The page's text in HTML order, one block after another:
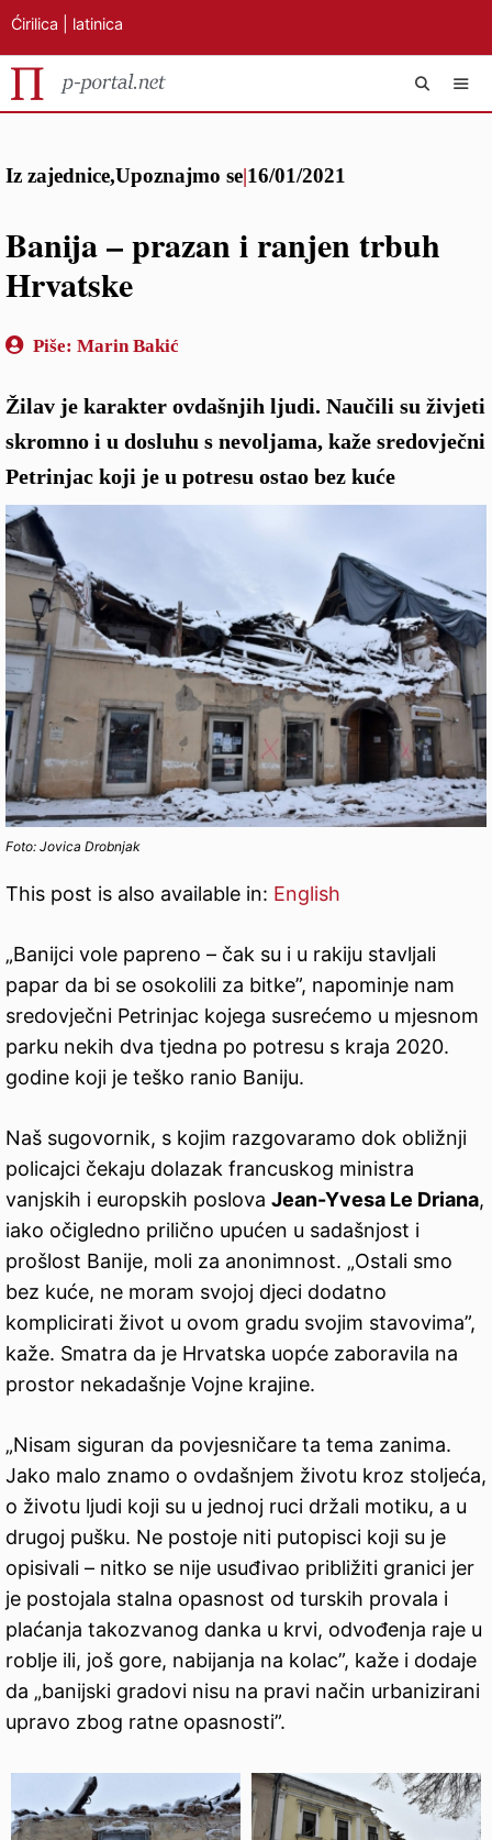
sadržaj
Ćirilica latinica
Iz zajednice,Upoznajmo se|16/01/2021
Banija – prazan i ranjen trbuh
Hrvatske
Piše: Marin Bakić
Žilav je karakter ovdašnjih ljudi. Naučili su živjeti
skromno i u dosluhu s nevoljama, kaže sredovječni
Petrinjac koji je u potresu ostao bez kuće
Foto: Jovica Drobnjak
This post is also available in: English
„Banijci vole papreno – čak su i u rakiju stavljali
papar da bi se osokolili za bitke”, napominje nam
sredovječni Petrinjac kojega susrećemo u mjesnom
parku nekih dva tjedna po potresu s kraja 2020.
godine koji je teško ranio Baniju.
Naš sugovornik, s kojim razgovaramo dok obližnji
policajci čekaju dolazak francuskog ministra
vanjskih i europskih poslova Jean-Yvesa Le Driana,
iako očigledno prilično upućen u sadašnjost i
prošlost Banije, moli za anonimnost. „Ostali smo
bez kuće, ne moram svojoj djeci dodatno
komplicirati život u ovom gradu svojim stavovima”,
kaže. Smatra da je Hrvatska uopće zaboravila na
prostor nekadašnje Vojne krajine.
„Nisam siguran da povjesničare ta tema zanima.
Jako malo znamo o ovdašnjem životu kroz stoljeća,
o životu ljudi koji su u jednoj ruci držali motiku, a u
drugoj pušku. Ne postoje niti putopisci koji su je
opisivali – nitko se nije usuđivao približiti granici jer
je postojala stalna opasnost od turskih provala i
plaćanja takozvanog danka u krvi, odvođenja raje u
roblje ili, još gore, nabijanja na kolac”, kaže i dodaje
da „banijski gradovi nisu na pravi način urbanizirani
upravo zbog ratne opasnosti”.